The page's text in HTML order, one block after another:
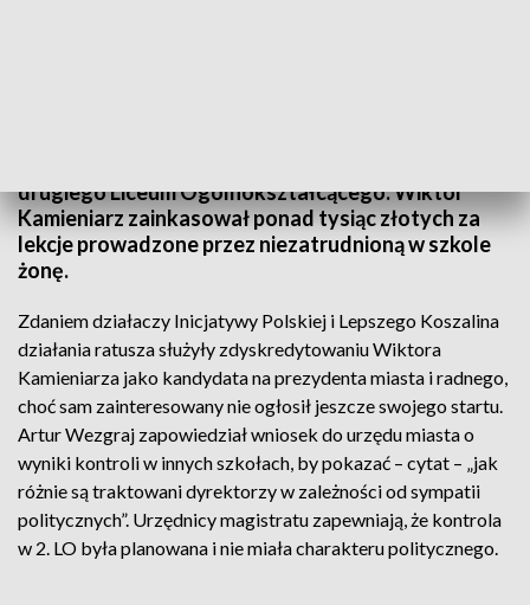
drugiego Liceum Ogólnokształcącego. Wiktor
Kamieniarz zainkasował ponad tysiąc złotych za
lekcje prowadzone przez niezatrudnioną w szkole
żonę.
Zdaniem działaczy Inicjatywy Polskiej i Lepszego Koszalina
działania ratusza służyły zdyskredytowaniu Wiktora
Kamieniarza jako kandydata na prezydenta miasta i radnego,
choć sam zainteresowany nie ogłosił jeszcze swojego startu.
Artur Wezgraj zapowiedział wniosek do urzędu miasta o
wyniki kontroli w innych szkołach, by pokazać – cytat – „jak
różnie są traktowani dyrektorzy w zależności od sympatii
politycznych”. Urzędnicy magistratu zapewniają, że kontrola
w 2. LO była planowana i nie miała charakteru politycznego.